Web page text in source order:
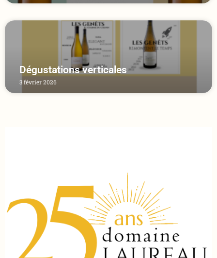
Dégustations verticales
3 février 2026